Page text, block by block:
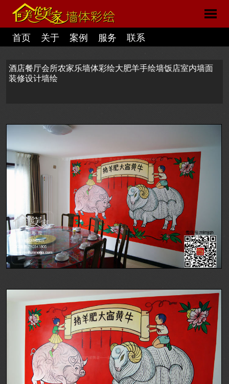
首页 关于 案例 服务 联系
酒店餐厅会所农家乐墙体彩绘大肥羊手绘墙饭店室内墙面
装修设计墙绘